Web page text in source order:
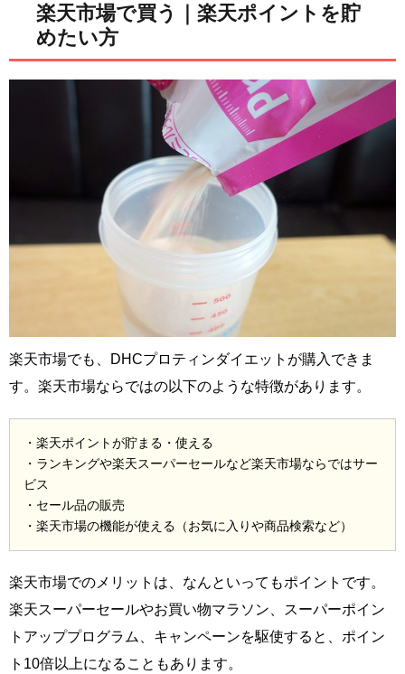
楽天市場で買う｜楽天ポイントを貯
めたい方
楽天市場でも、DHCプロティンダイエットが購入できま
す。楽天市場ならではの以下のような特徴があります。
・楽天ポイントが貯まる・使える
・ランキングや楽天スーパーセールなど楽天市場ならではサー
ビス
・セール品の販売
・楽天市場の機能が使える（お気に入りや商品検索など）
楽天市場でのメリットは、なんといってもポイントです。
楽天スーパーセールやお買い物マラソン、スーパーポイン
トアッププログラム、キャンペーンを駆使すると、ポイン
ト10倍以上になることもあります。